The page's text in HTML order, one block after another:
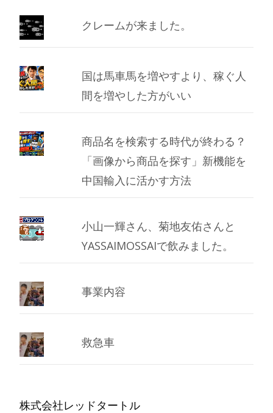
クレームが来ました。
国は馬車馬を増やすより、稼ぐ人
間を増やした方がいい
商品名を検索する時代が終わる？
「画像から商品を探す」新機能を
中国輸入に活かす方法
小山一輝さん、菊地友佑さんと
YASSAIMOSSAIで飲みました。
事業内容
救急車
株式会社レッドタートル